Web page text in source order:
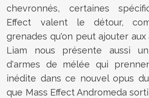
chevronnés, certaines
Effect valent le détour,
grenades qu'on peut ajouter aux
Liam nous présente aussi
d'armes de mélée qui
inédite dans ce nouvel opus
que Mass Effect Andromeda